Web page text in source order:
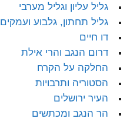
גליל עליון וגליל מערבי
גליל תחתון, גלבוע ועמקים
דו חיים
דרום הנגב והרי אילת
החלקה על הקרח
הסטוריה ותרבויות
העיר ירושלים
הר הנגב ומכתשים